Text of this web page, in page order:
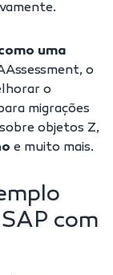
uma
o
o
migrações
objetos Z,
e muito mais.
com